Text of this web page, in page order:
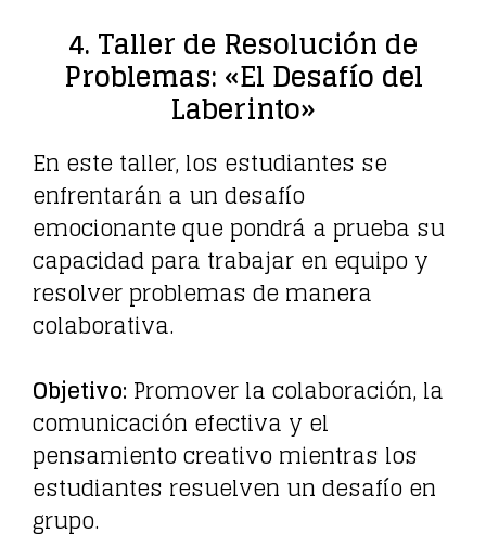
4. Taller de Resolución de
Problemas: «El Desafío del
Laberinto»
En este taller, los estudiantes se
enfrentarán a un desafío
emocionante que pondrá a prueba su
capacidad para trabajar en equipo y
resolver problemas de manera
colaborativa.
Objetivo: Promover la colaboración, la
comunicación efectiva y el
pensamiento creativo mientras los
estudiantes resuelven un desafío en
grupo.